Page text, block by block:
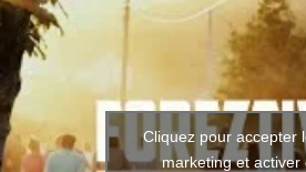
Cliquez pour accepter
marketing et activer